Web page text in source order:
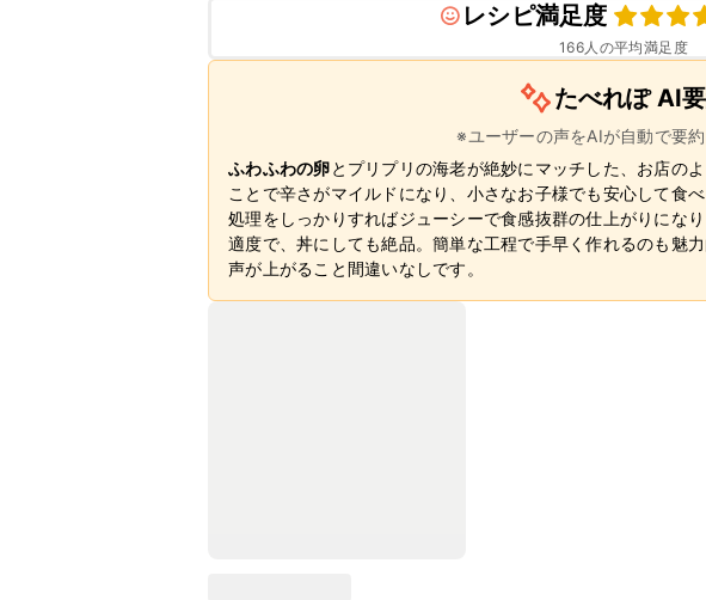
レシピ満足度
166人の平均満足度
たべれぽ AI
※ユーザーの声をAIが自動で要
ふわふわの卵とプリプリの海老が絶妙にマッチした、お店の
ことで辛さがマイルドになり、小さなお子様でも安心して食
処理をしっかりすればジューシーで食感抜群の仕上がりになり
適度で、丼にしても絶品。簡単な工程で手早く作れるのも魅
声が上がること間違いなしです。